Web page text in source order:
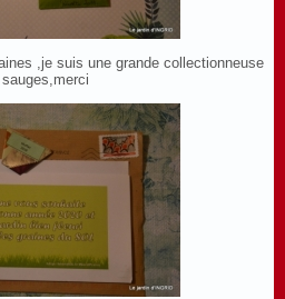
,je suis une grande collectionneuse